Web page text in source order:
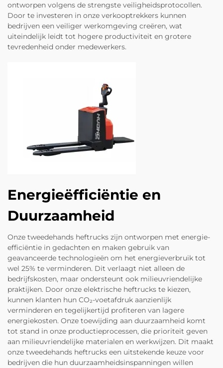
ontworpen volgens de strengste veiligheidsprotocollen.
Door te investeren in onze verkooptrekkers kunnen
bedrijven een veiliger werkomgeving creëren, wat
uiteindelijk leidt tot hogere productiviteit en grotere
tevredenheid onder medewerkers.
Energieëfficiëntie en
Duurzaamheid
Onze tweedehands heftrucks zijn ontworpen met energie-
efficiëntie in gedachten en maken gebruik van
geavanceerde technologieën om het energieverbruik tot
wel 25% te verminderen. Dit verlaagt niet alleen de
bedrijfskosten, maar ondersteunt ook milieuvriendelijke
praktijken. Door onze elektrische heftrucks te kiezen,
kunnen klanten hun CO₂-voetafdruk aanzienlijk
verminderen en tegelijkertijd profiteren van lagere
energiekosten. Onze toewijding aan duurzaamheid komt
tot stand in onze productieprocessen, die prioriteit geven
aan milieuvriendelijke materialen en werkwijzen. Dit maakt
onze tweedehands heftrucks een uitstekende keuze voor
bedrijven die hun duurzaamheidsinspanningen willen